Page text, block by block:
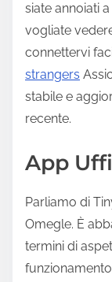
siate annoiati
vogliate
connettervi
strangers
stabile e
recente.
App
Parliamo di
Omegle. È
termini di